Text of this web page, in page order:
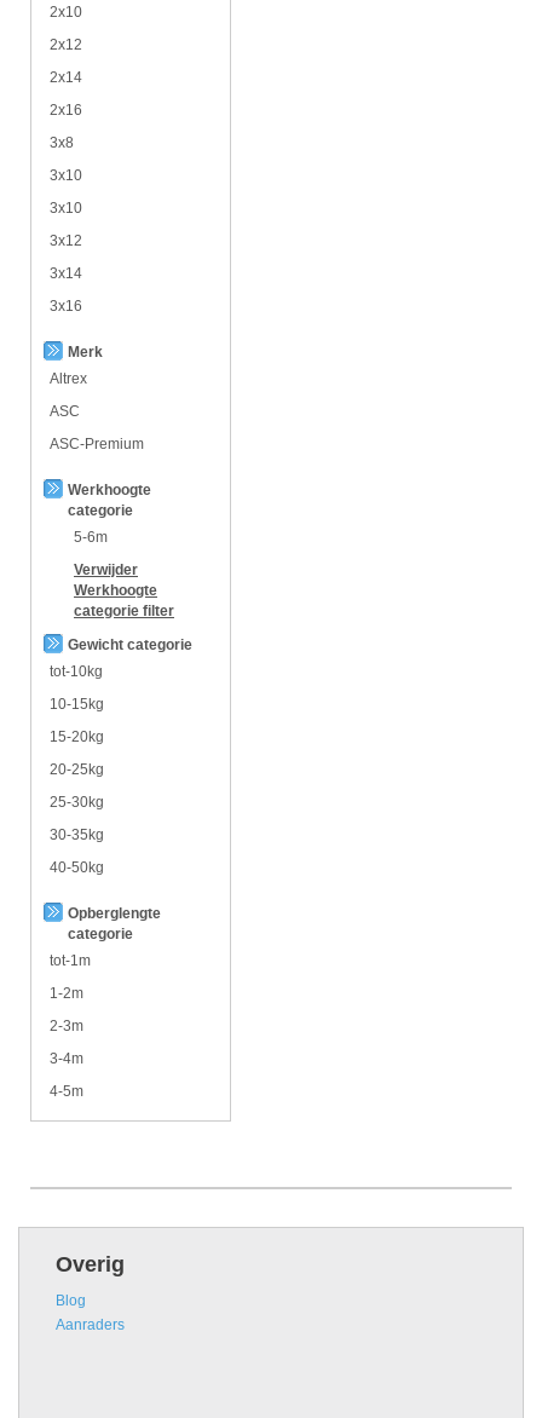
2x10
2x12
2x14
2x16
3x8
3x10
3x10
3x12
3x14
3x16
Merk
Altrex
ASC
ASC-Premium
Werkhoogte
categorie
5-6m
Verwijder
Werkhoogte
categorie filter
Gewicht categorie
tot-10kg
10-15kg
15-20kg
20-25kg
25-30kg
30-35kg
40-50kg
Opberglengte
categorie
tot-1m
1-2m
2-3m
3-4m
4-5m
Overig
Blog
Aanraders